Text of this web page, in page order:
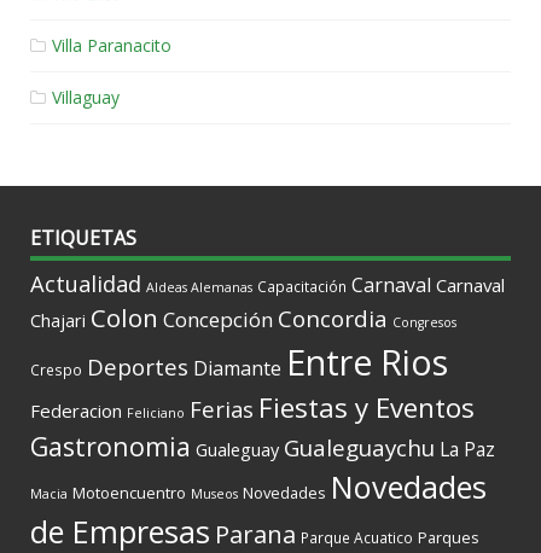
Villa Paranacito
Villaguay
ETIQUETAS
Actualidad Aldeas Alemanas Capacitación Carnaval Carnaval
Chajari Colon Concepción Concordia Congresos
Crespo Deportes Diamante Entre Rios
Federacion Feliciano Ferias Fiestas y Eventos
Gastronomia Gualeguay Gualeguaychu La Paz
Macia Motoencuentro Museos Novedades Novedades
de Empresas Parana Parque Acuatico Parques